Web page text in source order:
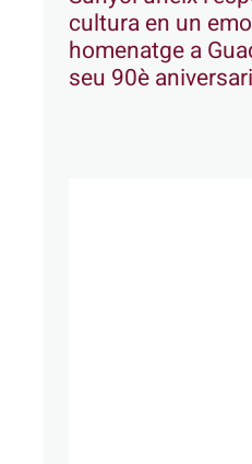
cultura en un
homenatge a
seu 90è aniversari